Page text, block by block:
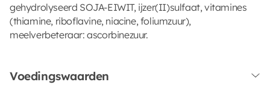
gehydrolyseerd SOJA-EIWIT, ijzer(II)sulfaat, vitamines
(thiamine, riboflavine, niacine, foliumzuur),
meelverbeteraar: ascorbinezuur.
Voedingswaarden